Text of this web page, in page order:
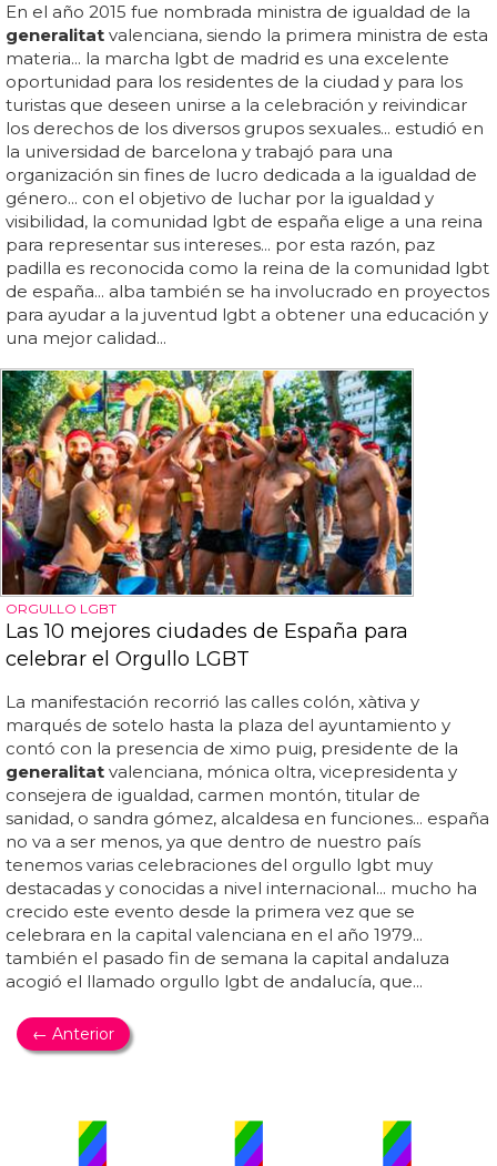
En el año 2015 fue nombrada ministra de igualdad de la
generalitat valenciana, siendo la primera ministra de esta
materia... la marcha lgbt de madrid es una excelente
oportunidad para los residentes de la ciudad y para los
turistas que deseen unirse a la celebración y reivindicar
los derechos de los diversos grupos sexuales... estudió en
la universidad de barcelona y trabajó para una
organización sin fines de lucro dedicada a la igualdad de
género... con el objetivo de luchar por la igualdad y
visibilidad, la comunidad lgbt de españa elige a una reina
para representar sus intereses... por esta razón, paz
padilla es reconocida como la reina de la comunidad lgbt
de españa... alba también se ha involucrado en proyectos
para ayudar a la juventud lgbt a obtener una educación y
una mejor calidad...
ORGULLO LGBT
Las 10 mejores ciudades de España para
celebrar el Orgullo LGBT
La manifestación recorrió las calles colón, xàtiva y
marqués de sotelo hasta la plaza del ayuntamiento y
contó con la presencia de ximo puig, presidente de la
generalitat valenciana, mónica oltra, vicepresidenta y
consejera de igualdad, carmen montón, titular de
sanidad, o sandra gómez, alcaldesa en funciones... españa
no va a ser menos, ya que dentro de nuestro país
tenemos varias celebraciones del orgullo lgbt muy
destacadas y conocidas a nivel internacional... mucho ha
crecido este evento desde la primera vez que se
celebrara en la capital valenciana en el año 1979...
también el pasado fin de semana la capital andaluza
acogió el llamado orgullo lgbt de andalucía, que...
← Anterior